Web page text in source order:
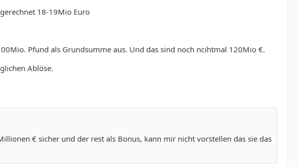
18-19Mio Euro
Pfund als Grundsumme aus. Und das sind noch ncihtmal 120Mio €.
Ablöse.
€ sicher und der rest als Bonus, kann mir nicht vorstellen das sie das